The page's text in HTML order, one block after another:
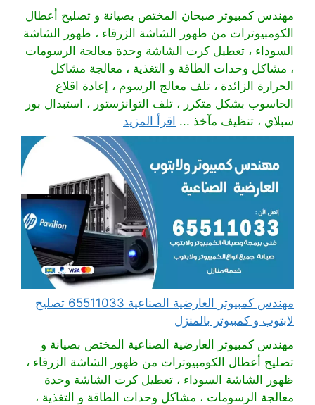
مهندس كمبيوتر صبحان المختص بصيانة و تصليح أعطال
الكومبيوترات من ظهور الشاشة الزرقاء ، ظهور الشاشة
السوداء ، تعطيل كرت الشاشة وحدة معالجة الرسومات
، مشاكل وحدات الطاقة و التغذية ، معالجة مشاكل
الحرارة الزائدة ، تلف معالج الرسوم ، إعادة اقلاع
الحاسوب بشكل متكرر ، تلف التوانزستور ، استبدال بور
سبلاي ، تنظيف مآخذ ... اقرأ المزيد
مهندس كمبيوتر العارضية الصناعية 65511033 تصليح
لابتوب و كمبيوتر بالمنزل
مهندس كمبيوتر العارضية الصناعية المختص بصيانة و
تصليح أعطال الكومبيوترات من ظهور الشاشة الزرقاء ،
ظهور الشاشة السوداء ، تعطيل كرت الشاشة وحدة
معالجة الرسومات ، مشاكل وحدات الطاقة و التغذية ،